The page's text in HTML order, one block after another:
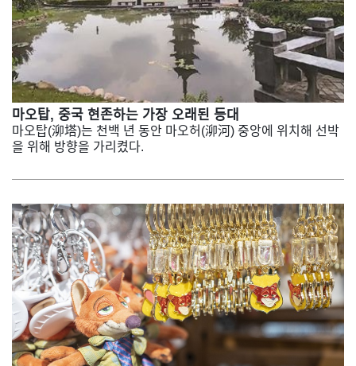
마오탑, 중국 현존하는 가장 오래된 등대
마오탑(泖塔)는 천백 년 동안 마오허(泖河) 중앙에 위치해 선박
을 위해 방향을 가리켰다.